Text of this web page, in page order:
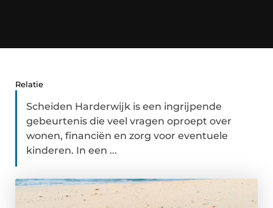
Relatie
Scheiden Harderwijk is een ingrijpende
gebeurtenis die veel vragen oproept over
wonen, financiën en zorg voor eventuele
kinderen. In een ...